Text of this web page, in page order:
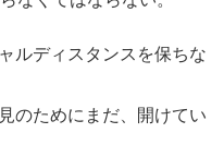
ルディスタンスを保ちな
のためにまだ、開けてい